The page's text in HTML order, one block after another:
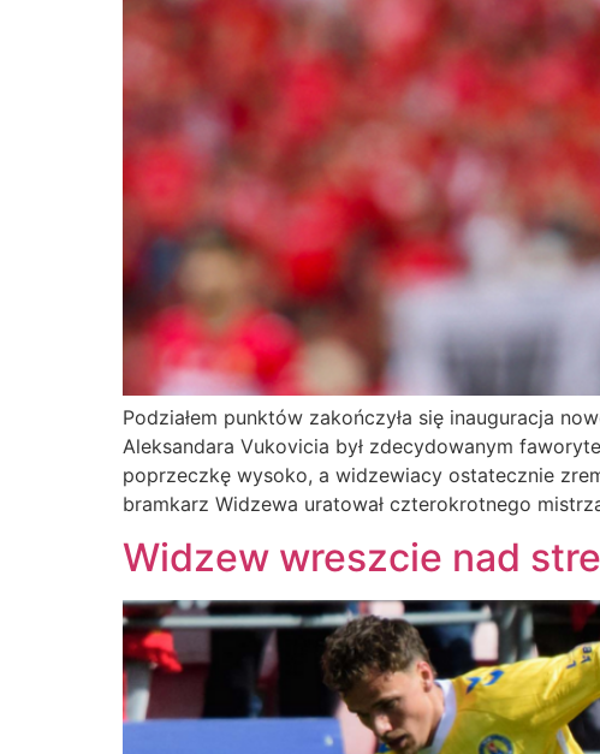
Podziałem punktów zakończyła się inauguracja
Aleksandara Vukovicia był zdecydowanym
poprzeczkę wysoko, a widzewiacy ostatecznie
bramkarz Widzewa uratował czterokrotnego
Widzew wreszcie nad